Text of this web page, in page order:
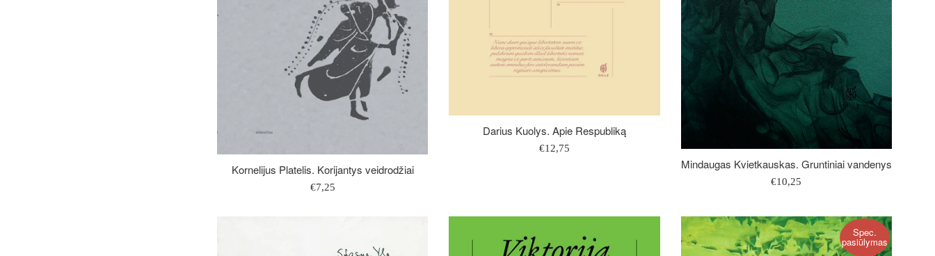
Kornelijus Platelis. Korijantys veidrodžiai
Įprasta
€7,25
Darius Kuolys. Apie Respubliką
Įprasta
€12,75
Mindaugas Kvietkauskas. Gruntiniai vandenys
Įprasta
€10,25
Spec.
pasiūlymas